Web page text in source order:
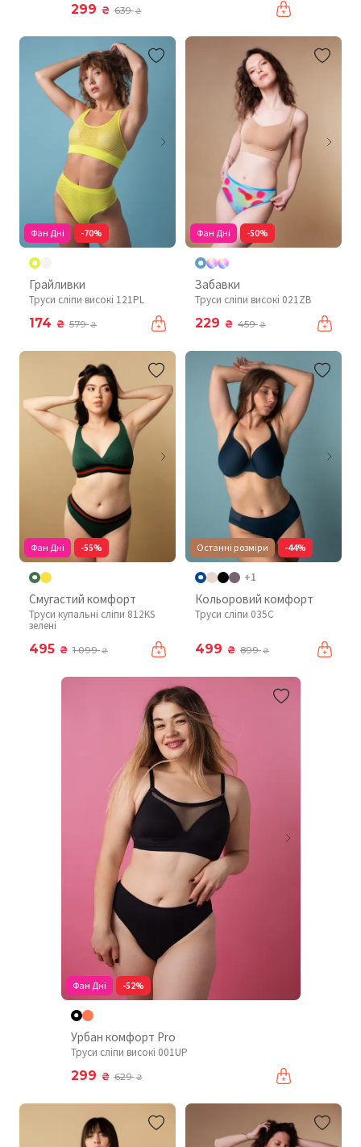
299 ₴ 639₴
Фан Дні -70%
Грайливки
Труси сліпи високі 121PL
174 ₴ 579₴
Фан Дні -50%
Забавки
Труси сліпи високі 021ZB
229 ₴ 459₴
Фан Дні -55%
Смугастий комфорт
Труси купальні сліпи 812KS
зелені
495 ₴ 1 099₴
Останні розміри -44%
+1
Кольоровий комфорт
Труси сліпи 035C
499 ₴ 899₴
Фан Дні -52%
Урбан комфорт Pro
Труси сліпи високі 001UP
299 ₴ 629₴